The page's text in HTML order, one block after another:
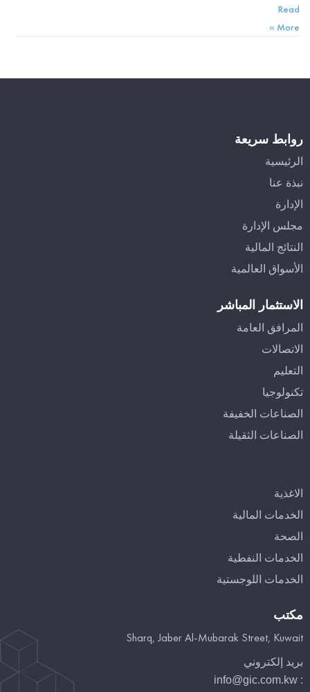
Read
More »
روابط سريعة
الرئيسية
نبذة عنا
الإدارة
مجلس الإدارة
النتائج المالية
الأسواق العالمية
الاستثمار المباشر
المرافق العامة
الاتصالات
التعليم
تكنولوجيا
الصناعات الخفيفة
الصناعات الثقيلة
الاغذية
الخدمات المالية
الصحة
الخدمات النفطية
الخدمات اللوجستية
مكتب
Sharq, Jaber Al-Mubarak Street, Kuwait
بريد إلكتروني
:
info@gic.com.kw